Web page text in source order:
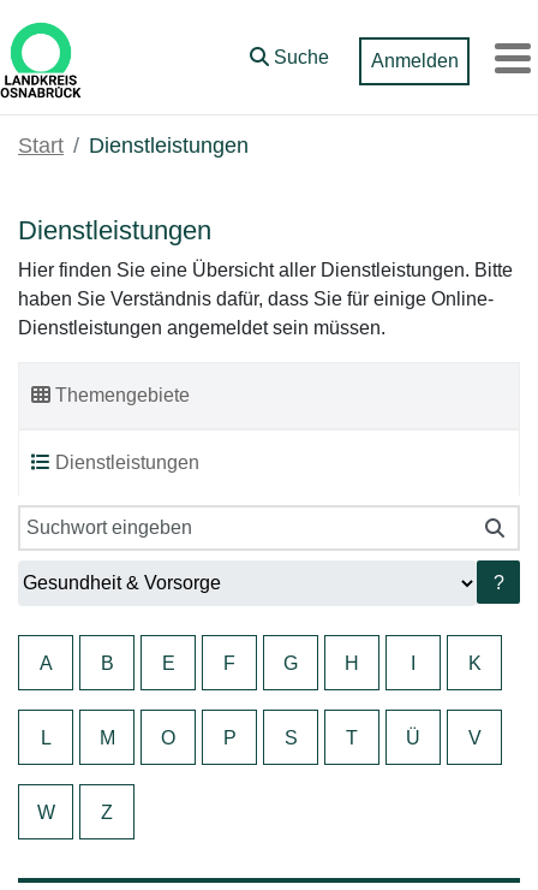
Zum Hauptinhalt springen
Suche
Anmelden
Start Dienstleistungen
Dienstleistungen
Hier finden Sie eine Übersicht aller Dienstleistungen. Bitte
haben Sie Verständnis dafür, dass Sie für einige Online-
Dienstleistungen angemeldet sein müssen.
Themengebiete
Dienstleistungen
?
A B E F G H K
L M O P S T Ü V
W Z